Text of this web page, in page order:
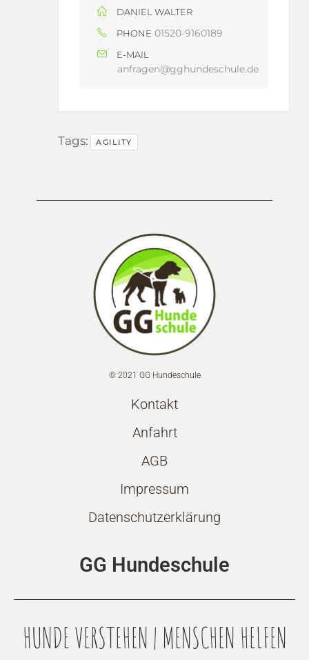
DANIEL WALTER
PHONE 01520-9160189
E-MAIL
anfragen@gghundeschule.de
Tags: AGILITY
© 2021 GG Hundeschule
Kontakt
Anfahrt
AGB
Impressum
Datenschutzerklärung
GG Hundeschule
HUNDE VERSTEHEN | MENSCHEN HELFEN